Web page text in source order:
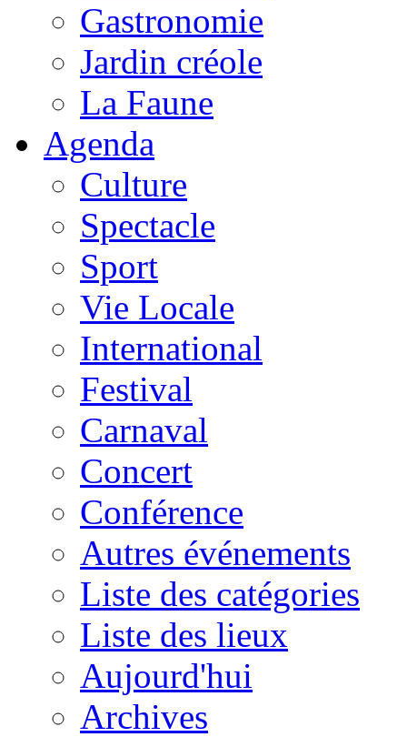
Gastronomie
Jardin créole
La Faune
Agenda
Culture
Spectacle
Sport
Vie Locale
International
Festival
Carnaval
Concert
Conférence
Autres événements
Liste des catégories
Liste des lieux
Aujourd'hui
Archives